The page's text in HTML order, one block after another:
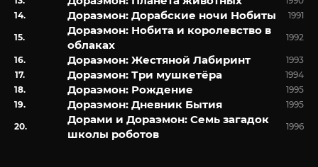
Дораэмон: Дорабские ночи Нобиты 1991
Дораэмон: Нобита и королевство в
облаках
1992
Дораэмон: Жестяной Лабиринт 1993
Дораэмон: Три мушкетёра 1994
Дораэмон: Рождение 1995
Дораэмон: Дневник Бытия 1995
Дорами и Дораэмон: Семь загадок
школы роботов
1996